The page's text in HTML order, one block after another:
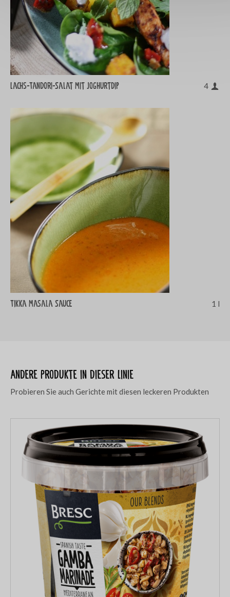
Lachs-Tandori-Salat mit Joghurtdip 4
Tikka masala Sauce 1 l
Andere Produkte in dieser Linie
Probieren Sie auch Gerichte mit diesen leckeren Produkten